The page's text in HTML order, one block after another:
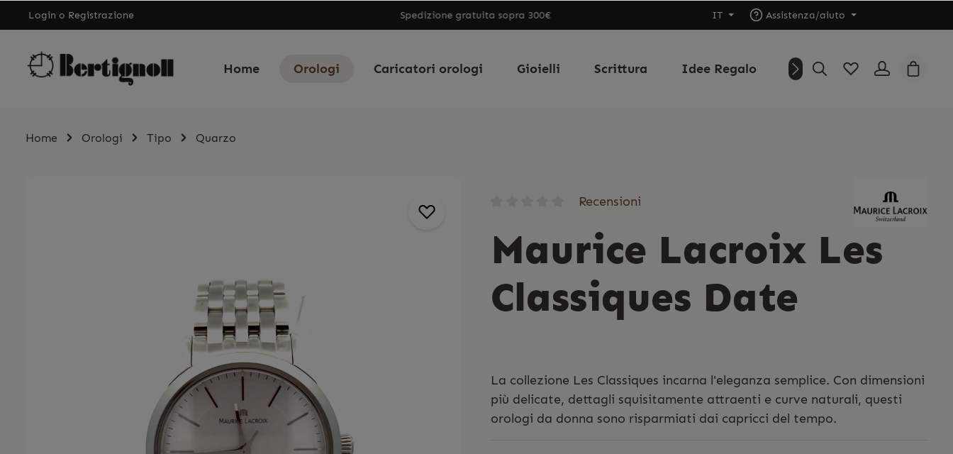
Login o Registrazione Spedizione gratuita sopra 300€ IT Assistenza/aiuto
Home Orologi Caricatori orologi Gioielli Scrittura Idee Regalo Outlet Chi siamo
Home Orologi Tipo Quarzo
Recensioni
Maurice Lacroix Les
Classiques Date
La collezione Les Classiques incarna l'eleganza semplice. Con dimensioni
più delicate, dettagli squisitamente attraenti e curve naturali, questi
orologi da donna sono risparmiati dai capricci del tempo.